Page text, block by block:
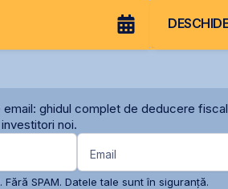
ghidul complet de deducere
noi.
Email
SPAM. Datele tale sunt în siguranță.